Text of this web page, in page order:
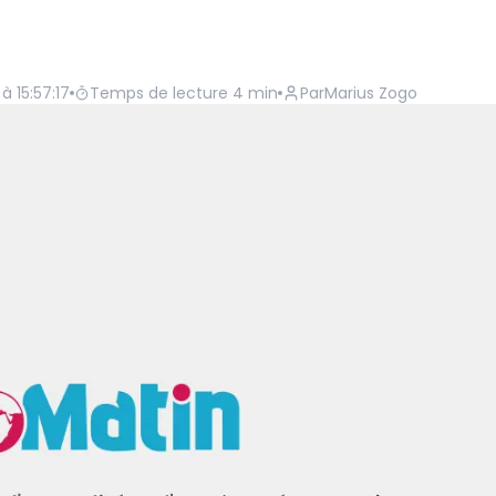
15:57:17 Temps de lecture 4 min ParMarius Zogo